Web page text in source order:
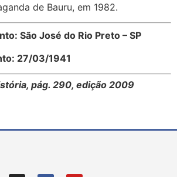
de Bauru, em 1982.
São José do Rio Preto – SP
27/03/1941
pág. 290, edição 2009